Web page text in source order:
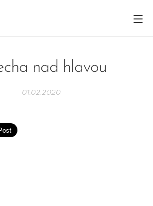
nad hlavou
01.02.2020